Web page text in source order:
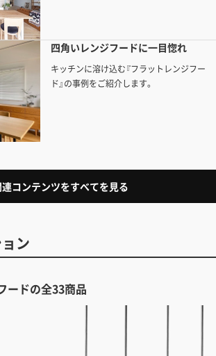
四角いレンジフードに一目惚れ
キッチンに溶け込む『フラットレンジフー
ド』の事例をご紹介します。
連コンテンツをすべてを見る
ン
ードの全33商品